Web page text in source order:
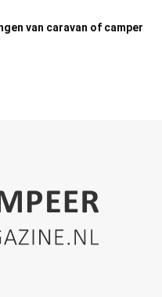
van caravan of camper